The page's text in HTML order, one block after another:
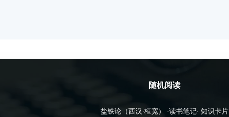
随机阅读
盐铁论（西汉·桓宽） ·读书笔记· 知识卡片